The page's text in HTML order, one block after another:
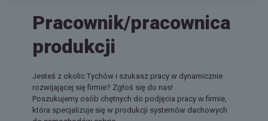
Pracownik/pracownica
produkcji
Jesteś z okolic Tychów i szukasz pracy w dynamicznie
rozwijającej się firmie? Zgłoś się do nas!
Poszukujemy osób chętnych do podjęcia pracy w firmie,
która specjalizuje się w produkcji systemów dachowych